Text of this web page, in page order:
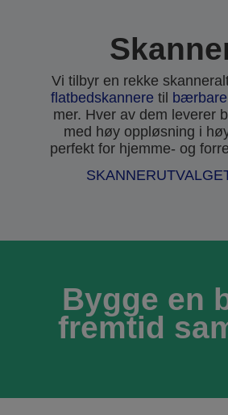
Vi tilbyr en rekke
flatbedskannere til
mer. Hver av dem leverer
med høy oppløsning i
perfekt for hjemme- og
Bygge en
fremtid